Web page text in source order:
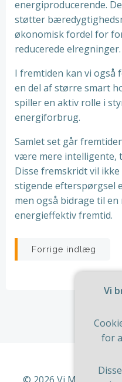
energiproducerende.
støtter
økonomisk fordel for
reducerede elregninger.
I fremtiden kan vi også
en del af større smart
spiller en aktiv rolle i
energiforbrug.
Samlet set går
være mere intelligente,
Disse fremskridt vil
stigende efterspørgsel
men også bidrage til
energieffektiv fremtid.
Forrige indlæg
Vi
for